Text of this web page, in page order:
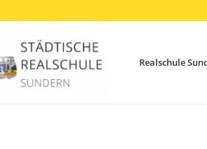
Realschule